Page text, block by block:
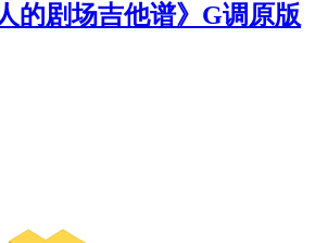
的剧场吉他谱》G调原版